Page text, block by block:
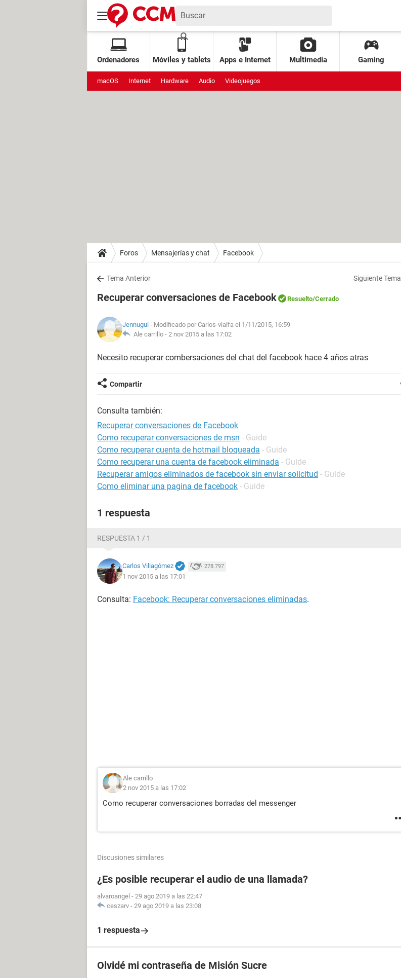
Ordenadores Móviles y tablets Apps e Internet Multimedia Gaming
macOS Internet Hardware Audio Videojuegos
Foros Mensajerías y chat Facebook
Tema Anterior Siguiente Tema
Recuperar conversaciones de Facebook Resuelto/Cerrado
Jennugul - Modificado por Carlos-vialfa el 1/11/2015, 16:59
Ale carrillo - 2 nov 2015 a las 17:02
Necesito recuperar combersaciones del chat del facebook hace 4 años atras
Compartir
Consulta también:
Recuperar conversaciones de Facebook
Como recuperar conversaciones de msn - Guide
Como recuperar cuenta de hotmail bloqueada - Guide
Como recuperar una cuenta de facebook eliminada - Guide
Recuperar amigos eliminados de facebook sin enviar solicitud - Guide
Como eliminar una pagina de facebook - Guide
1 respuesta
RESPUESTA 1 / 1
Carlos Villagómez 278.797
1 nov 2015 a las 17:01
Consulta: Facebook: Recuperar conversaciones eliminadas.
Ale carrillo
2 nov 2015 a las 17:02
Como recuperar conversaciones borradas del messenger
Discusiones similares
¿Es posible recuperar el audio de una llamada?
alvaroangel - 29 ago 2019 a las 22:47
ceszarv - 29 ago 2019 a las 23:08
1 respuesta
Olvidé mi contraseña de Misión Sucre